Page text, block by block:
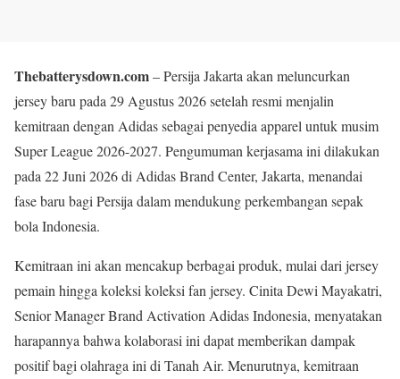
Thebatterysdown.com– Persija Jakarta akan meluncurkan
jersey baru pada 29 Agustus 2026 setelah resmi menjalin
kemitraan dengan Adidas sebagai penyedia apparel untuk musim
Super League 2026-2027. Pengumuman kerjasama ini dilakukan
pada 22 Juni 2026 di Adidas Brand Center, Jakarta, menandai
fase baru bagi Persija dalam mendukung perkembangan sepak
bola Indonesia.
Kemitraan ini akan mencakup berbagai produk, mulai dari jersey
pemain hingga koleksi koleksi fan jersey. Cinita Dewi Mayakatri,
Senior Manager Brand Activation Adidas Indonesia, menyatakan
harapannya bahwa kolaborasi ini dapat memberikan dampak
positif bagi olahraga ini di Tanah Air. Menurutnya, kemitraan